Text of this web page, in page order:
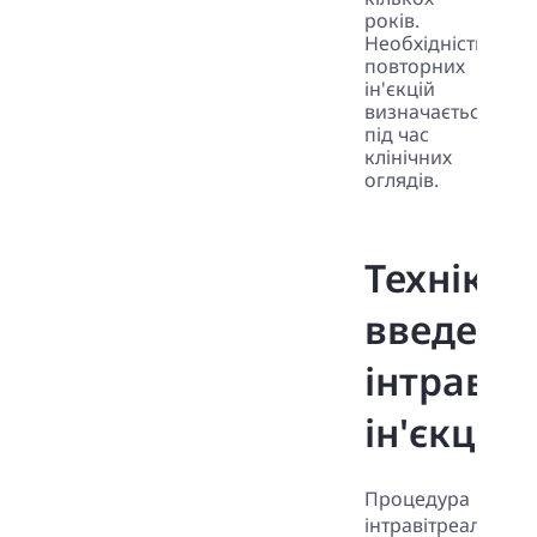
років.
Необхідність
повторних
ін'єкцій
визначається
під час
клінічних
оглядів.
Техніка
ін'єкцій
Процедура
інтравітреальних